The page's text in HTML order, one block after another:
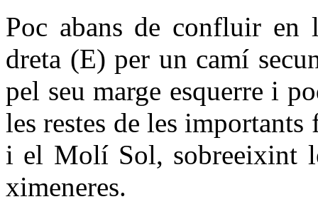
Poc abans de confluir en
dreta (E) per un camí
pel seu marge esquerre i
les restes de les
i el Molí Sol, sobreeixint
ximeneres.